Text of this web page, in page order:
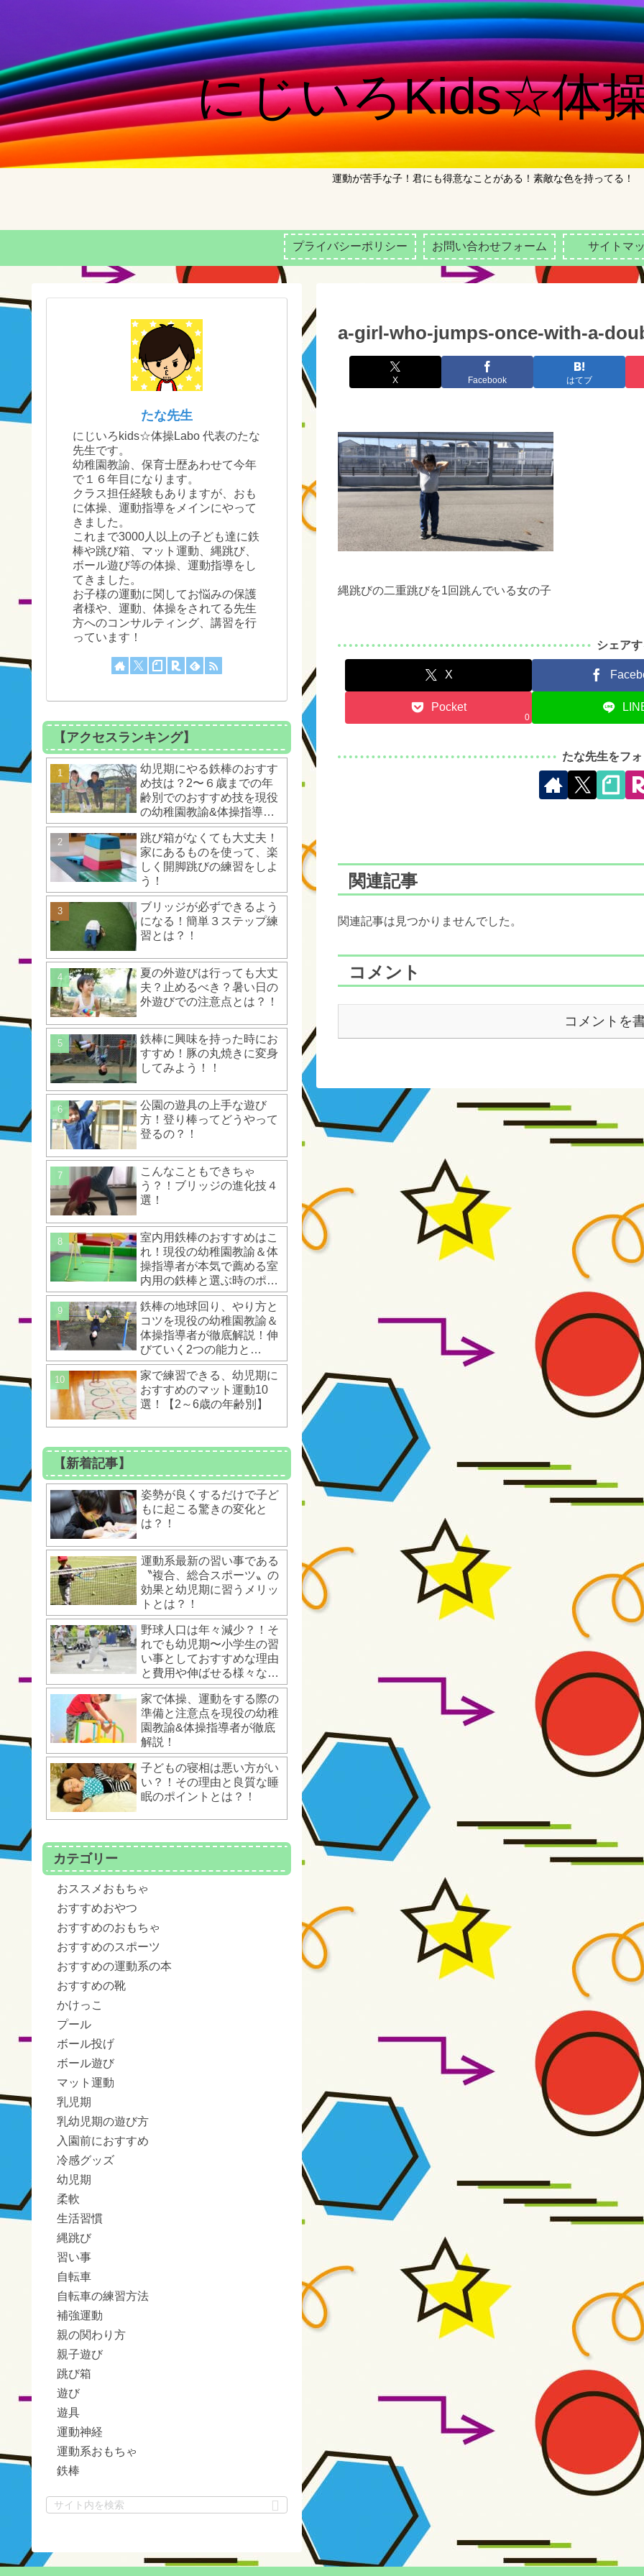
にじいろKids☆体
運動が苦手な子！君にも得意なことがある！素敵な色を持ってる！
プライバシーポリシー お問い合わせフォーム サイトマ
a-girl-who-jumps-once-with-a-
X Facebook はてブ
縄跳びの二重跳びを1回跳んでいる女の子
シェア
X
Pocket
0
たな先生をフ
関連記事
関連記事は見つかりませんでした。
コメント
コメントを
たな先生
にじいろkids☆体操Labo 代表のたな
先生です。
幼稚園教諭、保育士歴あわせて今年
で１６年目になります。
クラス担任経験もありますが、おも
に体操、運動指導をメインにやって
きました。
これまで3000人以上の子ども達に鉄
棒や跳び箱、マット運動、縄跳び、
ボール遊び等の体操、運動指導をし
てきました。
お子様の運動に関してお悩みの保護
者様や、運動、体操をされてる先生
方へのコンサルティング、講習を行
っています！
【アクセスランキング】
幼児期にやる鉄棒のおすす
め技は？2〜６歳までの年
齢別でのおすすめ技を現役
の幼稚園教諭&体操指導者
が解説！
跳び箱がなくても大丈夫！
家にあるものを使って、楽
しく開脚跳びの練習をしよ
う！
ブリッジが必ずできるよう
になる！簡単３ステップ練
習とは？！
夏の外遊びは行っても大丈
夫？止めるべき？暑い日の
外遊びでの注意点とは？！
鉄棒に興味を持った時にお
すすめ！豚の丸焼きに変身
してみよう！！
公園の遊具の上手な遊び
方！登り棒ってどうやって
登るの？！
こんなこともできちゃ
う？！ブリッジの進化技４
選！
室内用鉄棒のおすすめはこ
れ！現役の幼稚園教諭＆体
操指導者が本気で薦める室
内用の鉄棒と選ぶ時のポイ
ントとは？！
鉄棒の地球回り、やり方と
コツを現役の幼稚園教諭＆
体操指導者が徹底解説！伸
びていく2つの能力と
は？！
家で練習できる、幼児期に
おすすめのマット運動10
選！【2～6歳の年齢別】
【新着記事】
姿勢が良くするだけで子ど
もに起こる驚きの変化と
は？！
運動系最新の習い事である
〝複合、総合スポーツ〟の
効果と幼児期に習うメリッ
トとは？！
野球人口は年々減少？！そ
れでも幼児期〜小学生の習
い事としておすすめな理由
と費用や伸ばせる様々な運
動能力とは？！
家で体操、運動をする際の
準備と注意点を現役の幼稚
園教諭&体操指導者が徹底
解説！
子どもの寝相は悪い方がい
い？！その理由と良質な睡
眠のポイントとは？！
カテゴリー
おススメおもちゃ
おすすめおやつ
おすすめのおもちゃ
おすすめのスポーツ
おすすめの運動系の本
おすすめの靴
かけっこ
プール
ボール投げ
ボール遊び
マット運動
乳児期
乳幼児期の遊び方
入園前におすすめ
冷感グッズ
幼児期
柔軟
生活習慣
縄跳び
習い事
自転車
自転車の練習方法
補強運動
親の関わり方
親子遊び
跳び箱
遊び
遊具
運動神経
運動系おもちゃ
鉄棒